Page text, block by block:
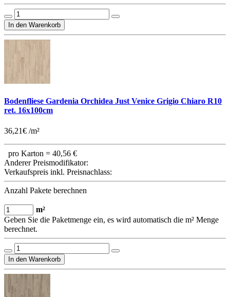
Bodenfliese Gardenia Orchidea Just Venice Grigio Chiaro R10
ret. 16x100cm
36,21€ /m²
pro Karton = 40,56 €
Anderer Preismodifikator:
Verkaufspreis inkl. Preisnachlass:
Anzahl Pakete berechnen
m²
Geben Sie die Paketmenge ein, es wird automatisch die m² Menge
berechnet.